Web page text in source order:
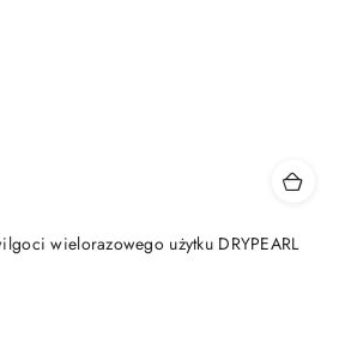
wielorazowego użytku DRYPEARL